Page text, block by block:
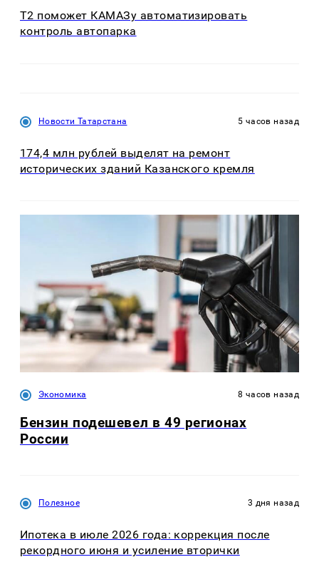
T2 поможет КАМАЗу автоматизировать
контроль автопарка
Новости Татарстана 5 часов назад
174,4 млн рублей выделят на ремонт
исторических зданий Казанского кремля
Экономика 8 часов назад
Бензин подешевел в 49 регионах
России
Полезное 3 дня назад
Ипотека в июле 2026 года: коррекция после
рекордного июня и усиление вторички